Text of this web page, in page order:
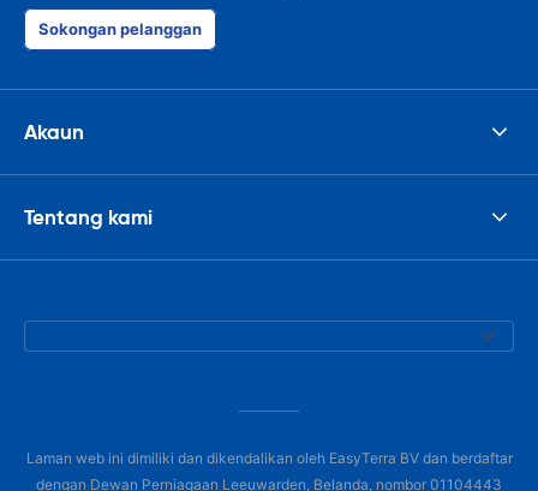
Sokongan pelanggan
Akaun
Tentang kami
Laman web ini dimiliki dan dikendalikan oleh EasyTerra BV dan berdaftar
dengan Dewan Perniagaan Leeuwarden, Belanda, nombor 01104443